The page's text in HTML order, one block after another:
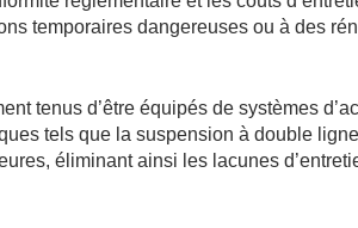
temporaires dangereuses ou à des
tenus d’être équipés de systèmes
tels que la suspension à double
éliminant ainsi les lacunes